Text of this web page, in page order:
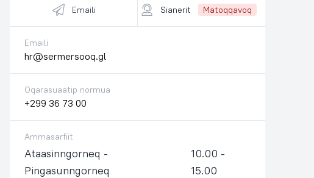
Emaili Sianerit Matoqqavoq
Emaili
hr@sermersooq.gl
Oqarasuaatip normua
+299 36 73 00
Ammasarfiit
Ataasinngorneq -
Pingasunngorneq
10.00 -
15.00